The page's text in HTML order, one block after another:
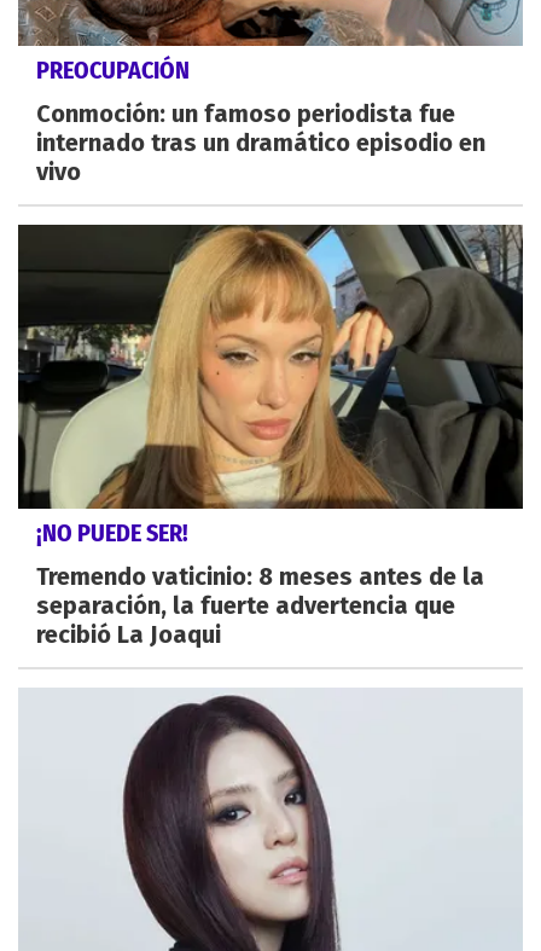
PREOCUPACIÓN
Conmoción: un famoso periodista fue
internado tras un dramático episodio en
vivo
¡NO PUEDE SER!
Tremendo vaticinio: 8 meses antes de la
separación, la fuerte advertencia que
recibió La Joaqui